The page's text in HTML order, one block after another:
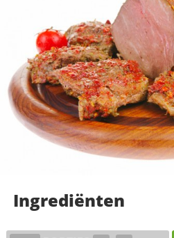
Ingrediënten